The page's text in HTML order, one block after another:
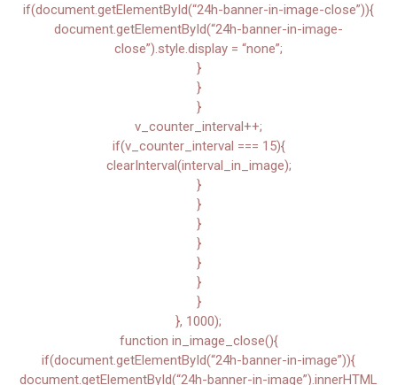
if(document.getElementById(“24h-banner-in-image-close”)){
document.getElementById(“24h-banner-in-image-
close”).style.display = “none”;
}
}
}
v_counter_interval++;
if(v_counter_interval === 15){
clearInterval(interval_in_image);
}
}
}
}
}
}
}
}, 1000);
function in_image_close(){
if(document.getElementById(“24h-banner-in-image”)){
document.getElementById(“24h-banner-in-image”).innerHTML